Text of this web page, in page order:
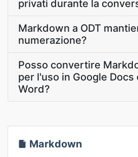
privati durante la
Markdown a ODT
numerazione?
Posso convertire
per l'uso in Google
Word?
Markdown